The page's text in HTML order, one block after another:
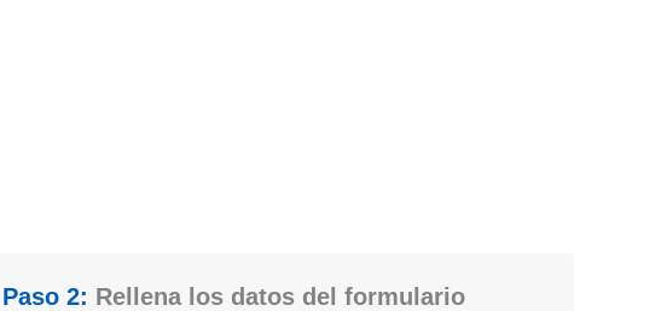
Paso 2: Rellena los datos del formulario